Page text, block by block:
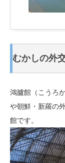
むかしの外
鴻臚館（こうろ
や朝鮮・新羅の
館です。